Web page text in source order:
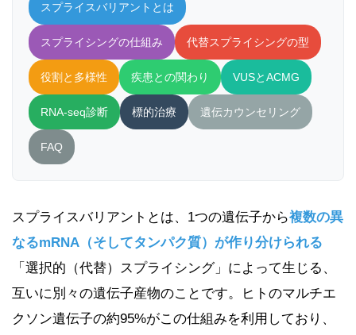
スプライスバリアントとは
スプライシングの仕組み 代替スプライシングの型
役割と多様性 疾患との関わり VUSとACMG
RNA-seq診断 標的治療 遺伝カウンセリング
FAQ
スプライスバリアントとは、1つの遺伝子から複数の異
なるmRNA（そしてタンパク質）が作り分けられる
「選択的（代替）スプライシング」によって生じる、
互いに別々の遺伝子産物のことです。ヒトのマルチエ
クソン遺伝子の約95%がこの仕組みを利用しており、